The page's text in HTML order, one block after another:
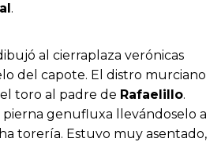
.
al cierraplaza verónicas
del capote. El distro murciano
toro al padre de Rafaelillo.
pierna genufluxa llevándoselo a
torería. Estuvo muy asentado,